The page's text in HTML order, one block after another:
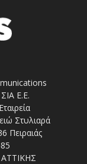
Ε.Ε.
Στυλιαρά
Πειραιάς